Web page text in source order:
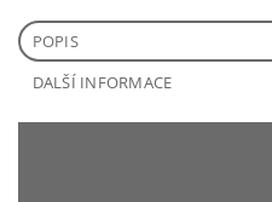
POPIS
DALŠÍ INFORMACE